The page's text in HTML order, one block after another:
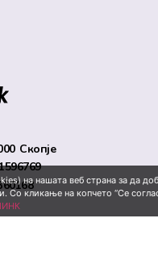
Скопје
на нашата веб страна за да
Со кликање на копчето “Се